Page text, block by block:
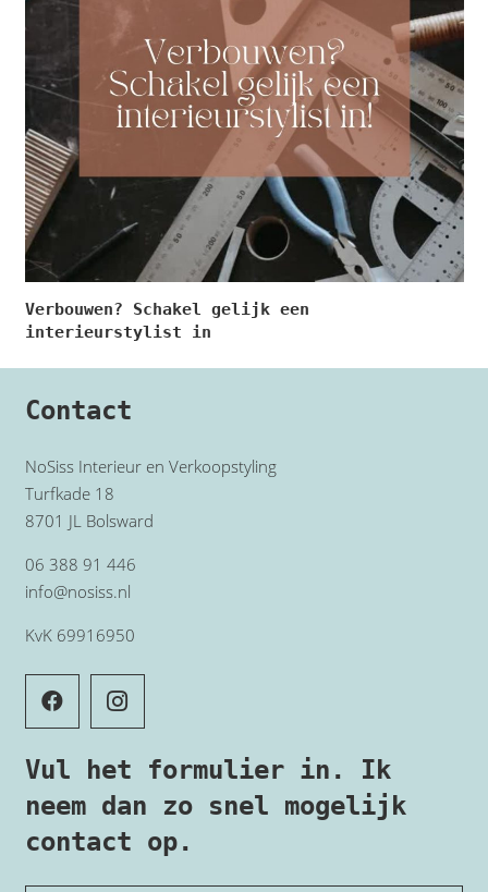
Verbouwen? Schakel gelijk een
interieurstylist in
Contact
NoSiss Interieur en Verkoopstyling
Turfkade 18
8701 JL Bolsward
06 388 91 446
info@nosiss.nl
KvK 69916950
Vul het formulier in. Ik
neem dan zo snel mogelijk
contact op.